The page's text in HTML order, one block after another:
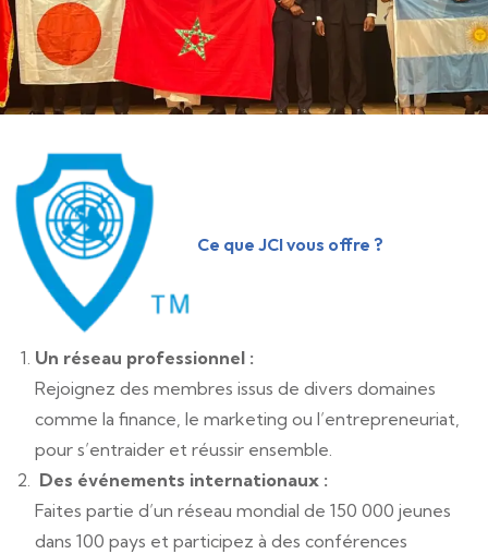
Ce que JCI vous offre ?
Un réseau professionnel :
Rejoignez des membres issus de divers domaines
comme la finance, le marketing ou l’entrepreneuriat,
pour s’entraider et réussir ensemble.
Des événements internationaux :
Faites partie d’un réseau mondial de 150 000 jeunes
dans 100 pays et participez à des conférences